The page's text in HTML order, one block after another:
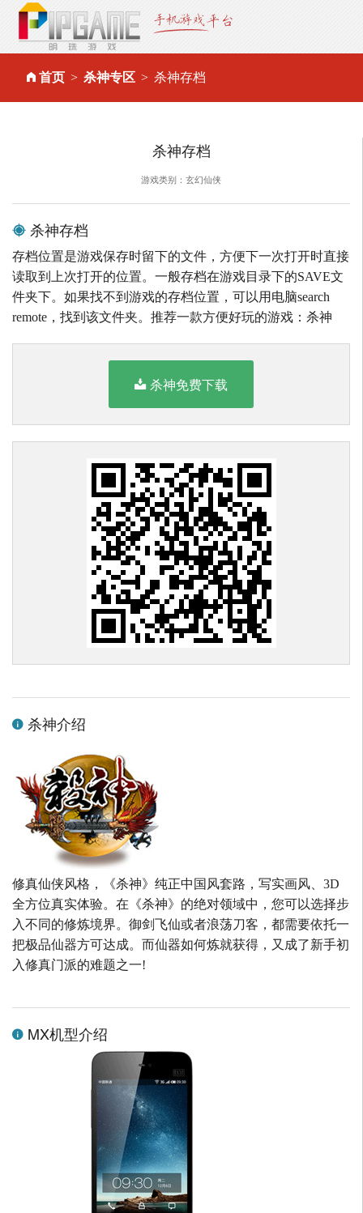
首页 杀神专区 杀神存档
杀神存档
游戏类别：玄幻仙侠
杀神存档
存档位置是游戏保存时留下的文件，方便下一次打开时直接
读取到上次打开的位置。一般存档在游戏目录下的SAVE文
件夹下。如果找不到游戏的存档位置，可以用电脑search
remote，找到该文件夹。推荐一款方便好玩的游戏：杀神
杀神免费下载
杀神介绍
修真仙侠风格，《杀神》纯正中国风套路，写实画风、3D
全方位真实体验。在《杀神》的绝对领域中，您可以选择步
入不同的修炼境界。御剑飞仙或者浪荡刀客，都需要依托一
把极品仙器方可达成。而仙器如何炼就获得，又成了新手初
入修真门派的难题之一!
MX机型介绍